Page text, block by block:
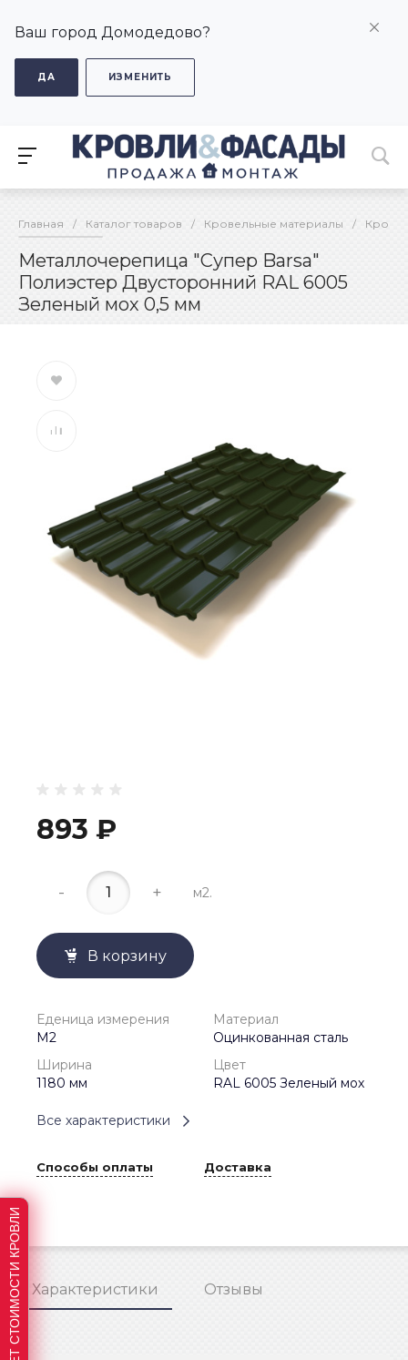
Ваш город Домодедово?
ДА ИЗМЕНИТЬ
Главная / Каталог товаров / Кровельные материалы /
Металлочерепица "Супер Barsa"
Полиэстер Двусторонний RAL 6005
Зеленый мох 0,5 мм
893 ₽
- + м2.
В корзину
Еденица измерения
М2
Материал
Оцинкованная сталь
Ширина
1180 мм
Цвет
RAL 6005 Зеленый мох
Все характеристики
Способы оплаты Доставка
Характеристики Отзывы
РАСЧЕТ СТОИМОСТИ КРОВЛИ